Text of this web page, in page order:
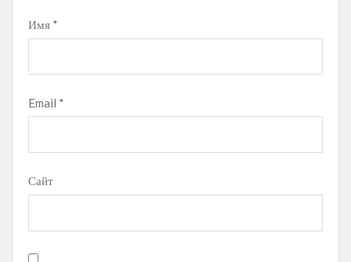
Имя *
Email *
Сайт